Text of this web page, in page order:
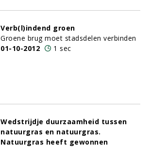
Verb(l)indend groen
Groene brug moet stadsdelen verbinden
01-10-2012
1 sec
Wedstrijdje duurzaamheid tussen
natuurgras en natuurgras.
Natuurgras heeft gewonnen